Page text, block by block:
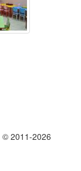
© 2011-2026